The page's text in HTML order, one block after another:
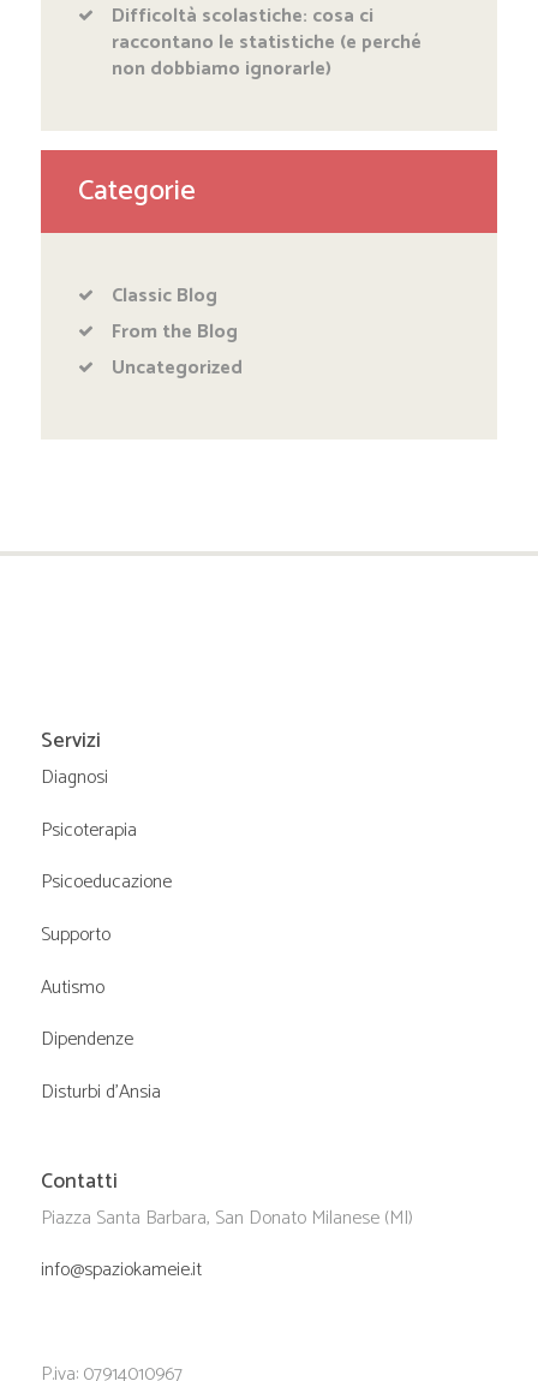
Difficoltà scolastiche: cosa ci
raccontano le statistiche (e perché
non dobbiamo ignorarle)
Categorie
Classic Blog
From the Blog
Uncategorized
Servizi
Diagnosi
Psicoterapia
Psicoeducazione
Supporto
Autismo
Dipendenze
Disturbi d’Ansia
Contatti
Piazza Santa Barbara, San Donato Milanese (MI)
info@spaziokameie.it